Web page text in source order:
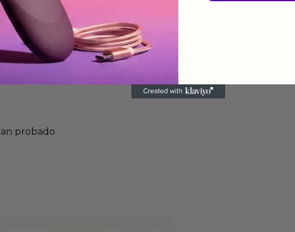
entrega para devolver productos
no te gusten o no los quieras.
política de devoluciones.
probado